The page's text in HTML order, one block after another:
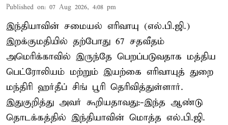
Published on: 07 Aug 2026, 4:08 pm
இந்தியாவின் சமையல் எரிவாயு (எல்.பி.ஜி.)
இறக்குமதியில் தற்போது 67 சதவீதம்
அமெரிக்காவில் இருந்தே பெறப்படுவதாக மத்திய
பெட்ரோலியம் மற்றும் இயற்கை எரிவாயுத் துறை
மந்திரி ஹர்தீப் சிங் பூரி தெரிவித்துள்ளார்.
இதுகுறித்து அவர் கூறியதாவது:-இந்த ஆண்டு
தொடக்கத்தில் இந்தியாவின் மொத்த எல்.பி.ஜி.